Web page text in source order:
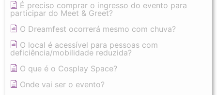
É preciso comprar o ingresso do evento para
participar do Meet & Greet?
O Dreamfest ocorrerá mesmo com chuva?
O local é acessível para pessoas com
deficiência/mobilidade reduzida?
O que é o Cosplay Space?
Onde vai ser o evento?